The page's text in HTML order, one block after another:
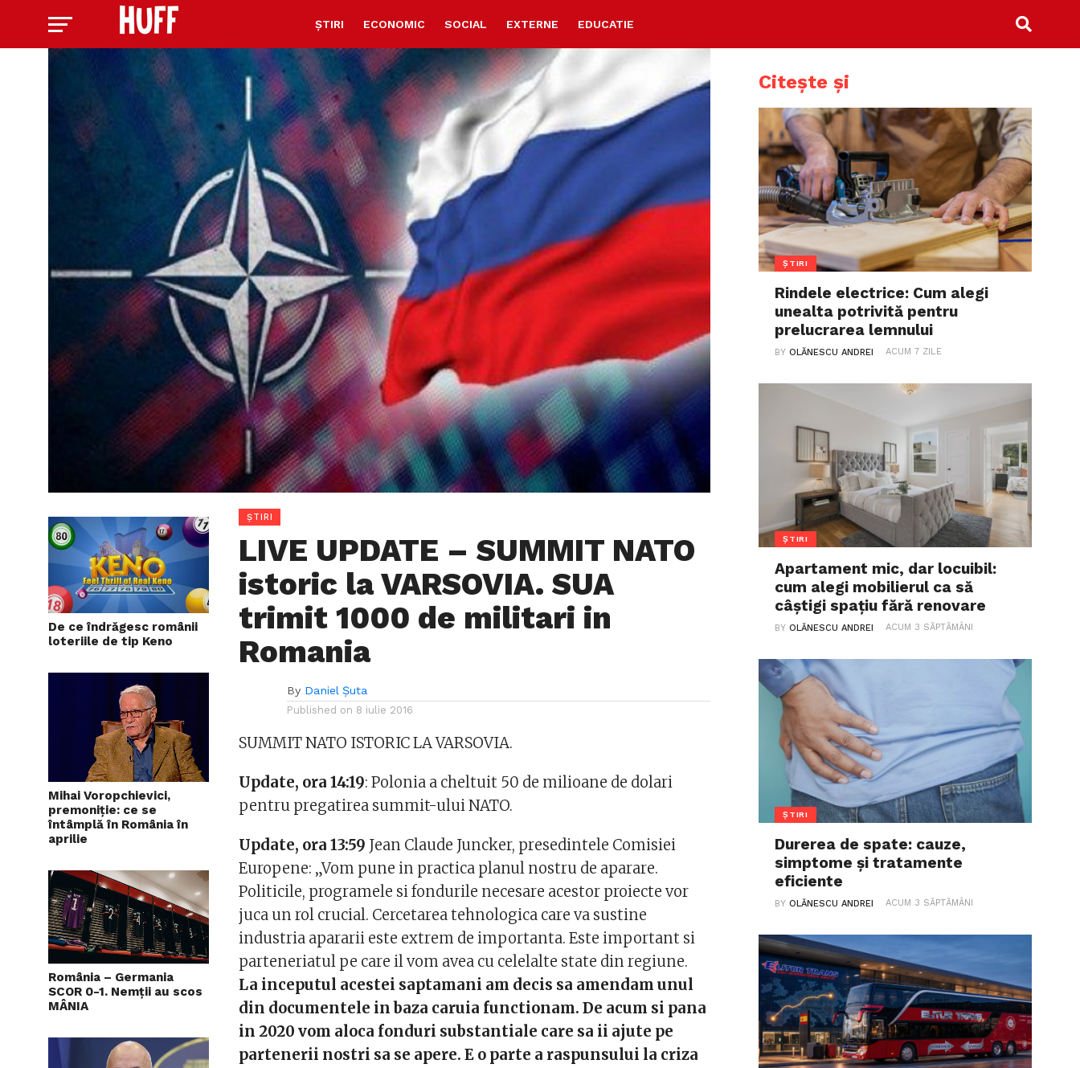
ȘTIRI ECONOMIC SOCIAL EXTERNE EDUCATIE
De ce îndrăgesc românii
loteriile de tip Keno
Mihai Voropchievici,
premoniție: ce se
întâmplă în România în
aprilie
România – Germania
SCOR 0-1. Nemții au scos
MÂNIA
ȘTIRI
LIVE UPDATE – SUMMIT NATO
istoric la VARSOVIA. SUA
trimit 1000 de militari in
Romania
By Daniel Șuta
Published on 8 iulie 2016
SUMMIT NATO ISTORIC LA VARSOVIA.
Update, ora 14:19: Polonia a cheltuit 50 de milioane de dolari
pentru pregatirea summit-ului NATO.
Update, ora 13:59 Jean Claude Juncker, presedintele Comisiei
Europene: „Vom pune in practica planul nostru de aparare.
Politicile, programele si fondurile necesare acestor proiecte vor
juca un rol crucial. Cercetarea tehnologica care va sustine
industria apararii este extrem de importanta. Este important si
parteneriatul pe care il vom avea cu celelalte state din regiune.
La inceputul acestei saptamani am decis sa amendam unul
din documentele in baza caruia functionam. De acum si pana
in 2020 vom aloca fonduri substantiale care sa ii ajute pe
partenerii nostri sa se apere. E o parte a raspunsului la criza
Citește și
ȘTIRI
Rindele electrice: Cum alegi
unealta potrivită pentru
prelucrarea lemnului
BYOLĂNESCU ANDREI ACUM 7 ZILE
ȘTIRI
Apartament mic, dar locuibil:
cum alegi mobilierul ca să
câștigi spațiu fără renovare
BYOLĂNESCU ANDREI ACUM 3 SĂPTĂMÂNI
ȘTIRI
Durerea de spate: cauze,
simptome și tratamente
eficiente
BYOLĂNESCU ANDREI ACUM 3 SĂPTĂMÂNI